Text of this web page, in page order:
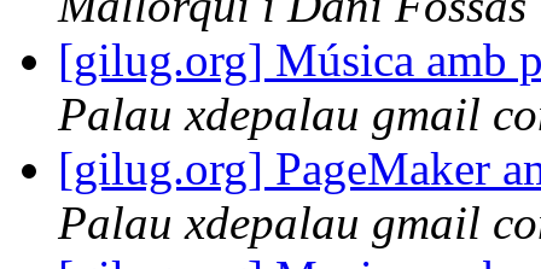
[gilug.org] Música amb
Palau xdepalau gmail
[gilug.org] PageMaker
Palau xdepalau gmail